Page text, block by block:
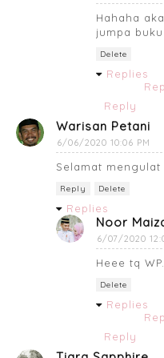
Hahaha
jumpa
Delete
Replies
Reply
Warisan Petani
6/06/2020 10:06 PM
Selamat mengulat
Reply Delete
Replies
Noor
6/07/2020
Heee tq WP.
Delete
Replies
Reply